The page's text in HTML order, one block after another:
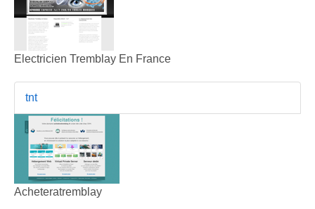
Electricien Tremblay En France
tnt
Acheteratremblay